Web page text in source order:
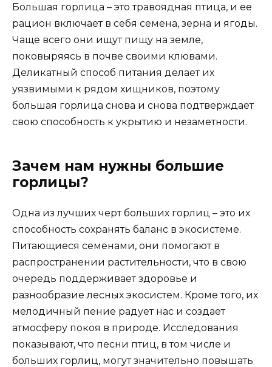
Большая горлица – это травоядная птица, и ее
рацион включает в себя семена, зерна и ягоды.
Чаще всего они ищут пищу на земле,
поковыряясь в почве своими клювами.
Деликатный способ питания делает их
уязвимыми к рядом хищников, поэтому
большая горлица снова и снова подтверждает
свою способность к укрытию и незаметности.
Зачем нам нужны большие
горлицы?
Одна из лучших черт больших горлиц – это их
способность сохранять баланс в экосистеме.
Питающиеся семенами, они помогают в
распространении растительности, что в свою
очередь поддерживает здоровье и
разнообразие лесных экосистем. Кроме того, их
мелодичный пение радует нас и создает
атмосферу покоя в природе. Исследования
показывают, что песни птиц, в том числе и
больших горлиц, могут значительно повышать